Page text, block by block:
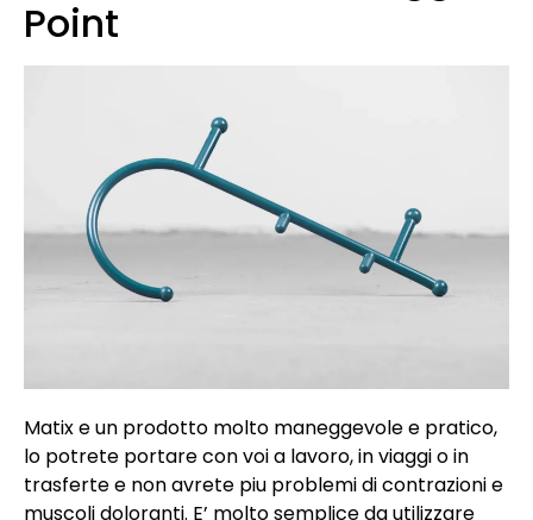
Point
Matix e un prodotto molto maneggevole e pratico,
lo potrete portare con voi a lavoro, in viaggi o in
trasferte e non avrete piu problemi di contrazioni e
muscoli doloranti. E’ molto semplice da utilizzare